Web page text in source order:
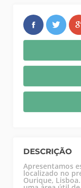
DESCRIÇÃO
Apresentamos
localizado no
Ourique,